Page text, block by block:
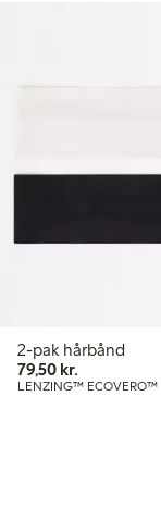
2-pak hårbånd
79,50 kr.
LENZING™ ECOVERO™